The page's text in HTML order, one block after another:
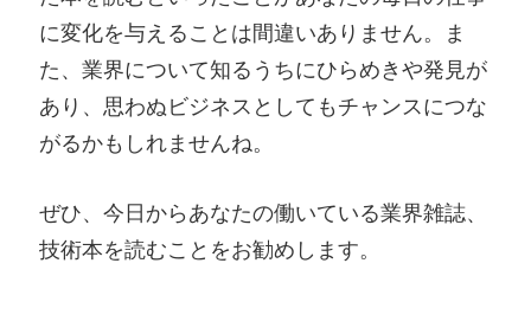
に変化を与えることは間違いありません。ま
た、業界について知るうちにひらめきや発見が
あり、思わぬビジネスとしてもチャンスにつな
がるかもしれませんね。
ぜひ、今日からあなたの働いている業界雑誌、
技術本を読むことをお勧めします。